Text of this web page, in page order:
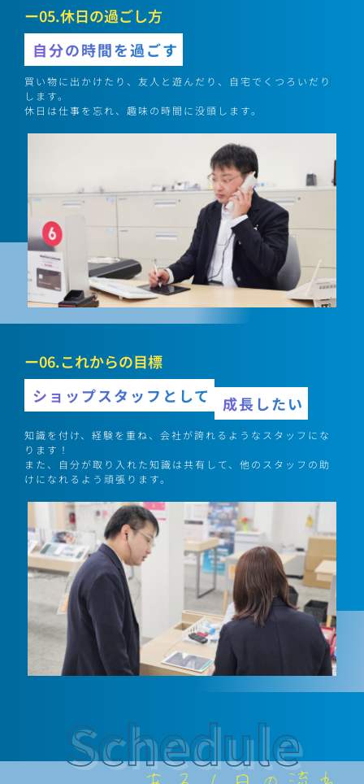
ー05.休日の過ごし方
自分の時間を過ごす
買い物に出かけたり、友人と遊んだり、自宅でくつろいだり
します。
休日は仕事を忘れ、趣味の時間に没頭します。
ー06.これからの目標
ショップスタッフとして
成長したい
知識を付け、経験を重ね、会社が誇れるようなスタッフにな
ります！
また、自分が取り入れた知識は共有して、他のスタッフの助
けになれるよう頑張ります。
Schedule